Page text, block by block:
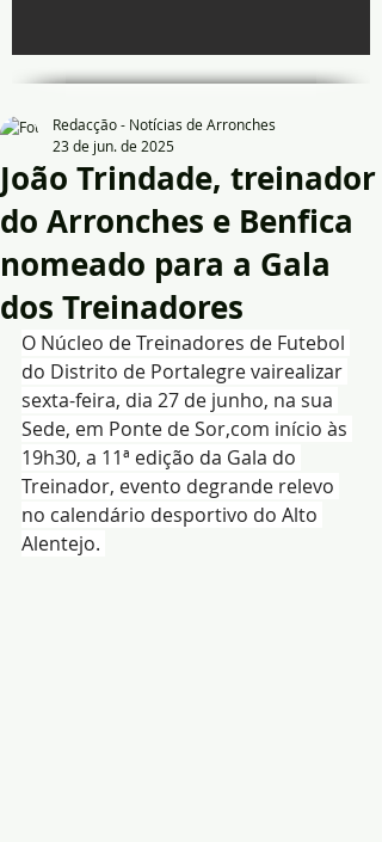
João Trindade, treinador
do Arronches e Benfica
nomeado para a Gala
dos Treinadores
Redacção - Notícias de Arronches
23 de jun. de 2025
O Núcleo de Treinadores de Futebol
do Distrito de Portalegre vairealizar
sexta-feira, dia 27 de junho, na sua
Sede, em Ponte de Sor,com início às
19h30, a 11ª edição da Gala do
Treinador, evento degrande relevo
no calendário desportivo do Alto
Alentejo.